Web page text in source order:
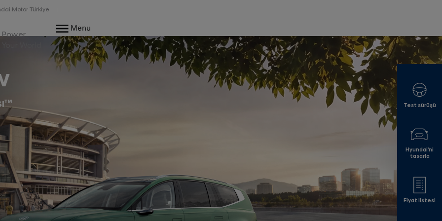
Motor Türkiye
Power
Menu
Test sürüşü
Hyundai'ni
tasarla
Fiyat listesi